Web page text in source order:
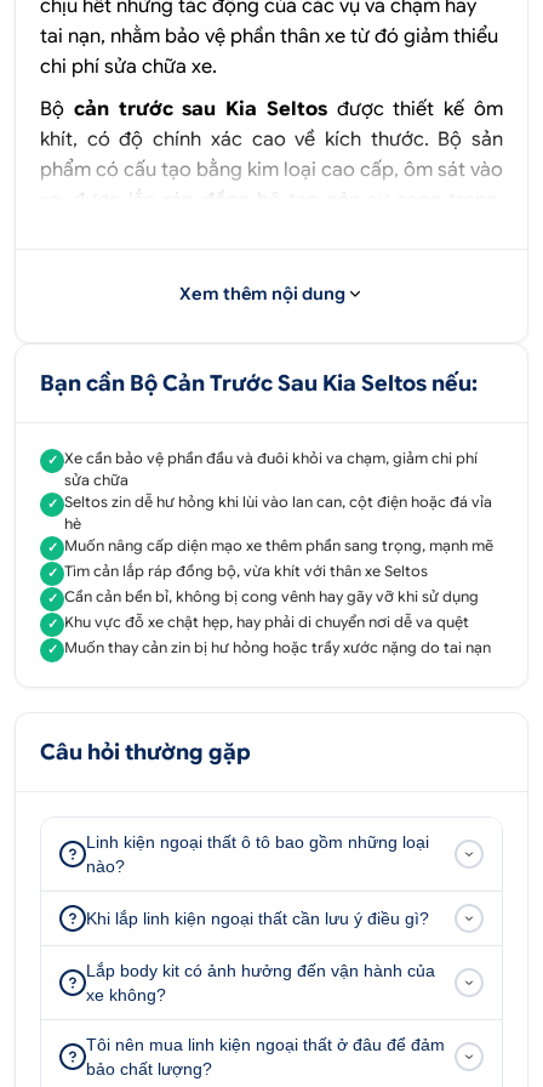
chịu hết những tác động của các vụ va chạm hay
tai nạn, nhằm bảo vệ phần thân xe từ đó giảm thiểu
chi phí sửa chữa xe.
Bộ cản trước sau Kia Seltosđược thiết kế ôm
khít, có độ chính xác cao về kích thước. Bộ sản
phẩm có cấu tạo bằng kim loại cao cấp, ôm sát vào
xe, được lắp ráp đồng bộ tạo nên sự sang trọng,
vênh, gãy vỡ, tuổi thọ cao mang lại hiệu quả sử
1.2 Lợi ích khi lắp bộ cản trước sau Kia
Cản trước sau Kia Seltosgiúp giảm thiệt hại
cho xe khi gặp va chạm:Cản trước sau Kia
Seltos
hại trực tiếp lên phần thân xe khi xảy ra va
chạm bằng cách hấp thụ lực, bảo vệ phần đầu
zin theo xe.
Cản trước sau Kia Seltos
đẳng cấp hơn: Độ cản trước sau Kia Seltos
được thiết kế với nhiều mẫu mã, màu sắc đa
Xem thêm nội dung
Bạn cần Bộ Cản Trước Sau Kia Seltos nếu:
✓ Xe cần bảo vệ phần đầu và đuôi khỏi va chạm, giảm chi phí
sửa chữa
✓ Seltos zin dễ hư hỏng khi lùi vào lan can, cột điện hoặc đá vỉa
hè
✓ Muốn nâng cấp diện mạo xe thêm phần sang trọng, mạnh mẽ
✓ Tìm cản lắp ráp đồng bộ, vừa khít với thân xe Seltos
✓ Cần cản bền bỉ, không bị cong vênh hay gãy vỡ khi sử dụng
✓ Khu vực đỗ xe chật hẹp, hay phải di chuyển nơi dễ va quệt
✓ Muốn thay cản zin bị hư hỏng hoặc trầy xước nặng do tai nạn
Câu hỏi thường gặp
Linh kiện ngoại thất ô tô bao gồm những loại
nào?
Khi lắp linh kiện ngoại thất cần lưu ý điều gì?
Lắp body kit có ảnh hưởng đến vận hành của
xe không?
Tôi nên mua linh kiện ngoại thất ở đâu để đảm
bảo chất lượng?